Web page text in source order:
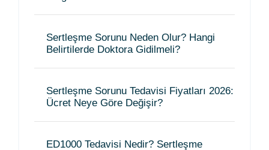
Sertleşme Sorunu Neden Olur? Hangi
Belirtilerde Doktora Gidilmeli?
Sertleşme Sorunu Tedavisi Fiyatları 2026:
Ücret Neye Göre Değişir?
ED1000 Tedavisi Nedir? Sertleşme